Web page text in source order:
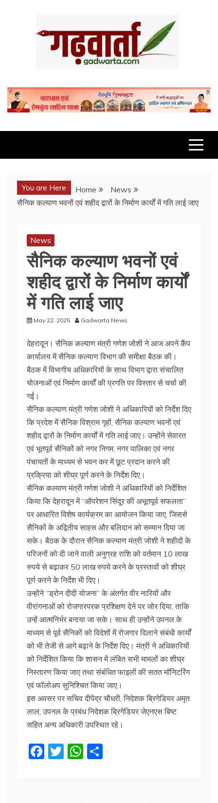
You are Here Home
News
सैनिक कल्याण भवनों एवं शहीद द्वारों के निर्माण कार्यों में गति लाई जाए
News
सैनिक कल्याण भवनों एवं
शहीद द्वारों के निर्माण कार्यों
में गति लाई जाए
May 22, 2025 Gadwarta News
देहरादून। सैनिक कल्याण मंत्री गणेश जोशी ने आज अपने कैंप
कार्यालय में सैनिक कल्याण विभाग की समीक्षा बैठक की।
बैठक में विभागीय अधिकारियों के साथ विभाग द्वारा संचालित
योजनाओं एवं निर्माण कार्यों की प्रगति पर विस्तार से चर्चा की
गई।
सैनिक कल्याण मंत्री गणेश जोशी ने अधिकारियों को निर्देश दिए
कि प्रदेश में सैनिक विश्राम गृहों, सैनिक कल्याण भवनों एवं
शहीद द्वारों के निर्माण कार्यों में गति लाई जाए। उन्होंने सेवारत
एवं भूतपूर्व सैनिकों को नगर निगम, नगर पालिका एवं नगर
पंचायतों के माध्यम से भवन कर में छूट प्रदान करने की
प्रक्रिया को शीघ्र पूर्ण करने के निर्देश दिए।
सैनिक कल्याण मंत्री गणेश जोशी ने अधिकारियों को निर्देशित
किया कि देहरादून में “ऑपरेशन सिंदूर की अभूतपूर्व सफलता”
पर आधारित विशेष कार्यक्रम का आयोजन किया जाए, जिससे
सैनिकों के अद्वितीय साहस और बलिदान को सम्मान दिया जा
सके। बैठक के दौरान सैनिक कल्याण मंत्री जोशी ने शहीदों के
परिजनों को दी जाने वाली अनुग्रह राशि को वर्तमान 10 लाख
रुपये से बढ़ाकर 50 लाख रुपये करने के प्रस्तावों को शीघ्र
पूर्ण करने के निर्देश भी दिए।
उन्होंने “ड्रोन दीदी योजना” के अंतर्गत वीर नारियों और
वीरांगनाओं को रोजगारपरक प्रशिक्षण देने पर जोर दिया, ताकि
उन्हें आत्मनिर्भर बनाया जा सके। साथ ही उन्होंने उपनल के
माध्यम से पूर्व सैनिकों को विदेशों में रोजगार दिलाने संबंधी कार्यों
को भी तेजी से आगे बढ़ाने के निर्देश दिए। मंत्री ने अधिकारियों
को निर्देशित किया कि शासन में लंबित सभी मामलों का शीघ्र
निस्तारण किया जाए तथा संबंधित फाइलों की सतत मॉनिटरिंग
एवं फॉलोअप सुनिश्चित किया जाए।
इस अवसर पर सचिव दीपेंद्र चौधरी, निदेशक ब्रिगेडियर अमृत
लाल, उपनल के प्रबंध निदेशक ब्रिगेडियर जेएनएस बिष्ट
सहित अन्य अधिकारी उपस्थित रहे।
F
T
W